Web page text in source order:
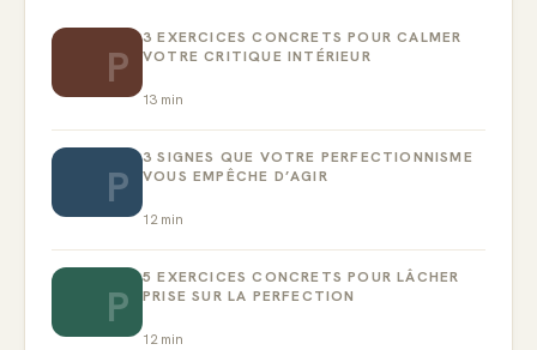
P
3 EXERCICES CONCRETS POUR CALMER
VOTRE CRITIQUE INTÉRIEUR
13 min
P
3 SIGNES QUE VOTRE PERFECTIONNISME
VOUS EMPÊCHE D’AGIR
12min
P
5 EXERCICES CONCRETS POUR LÂCHER
PRISE SUR LA PERFECTION
12min